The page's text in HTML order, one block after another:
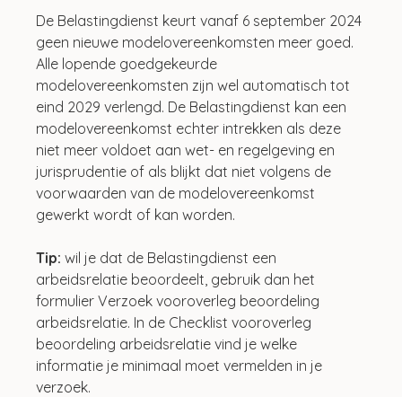
De Belastingdienst keurt vanaf 6 september 2024
geen nieuwe modelovereenkomsten meer goed.
Alle lopende goedgekeurde
modelovereenkomsten zijn wel automatisch tot
eind 2029 verlengd. De Belastingdienst kan een
modelovereenkomst echter intrekken als deze
niet meer voldoet aan wet- en regelgeving en
jurisprudentie of als blijkt dat niet volgens de
voorwaarden van de modelovereenkomst
gewerkt wordt of kan worden.
Tip: wil je dat de Belastingdienst een
arbeidsrelatie beoordeelt, gebruik dan het
formulier Verzoek vooroverleg beoordeling
arbeidsrelatie. In de Checklist vooroverleg
beoordeling arbeidsrelatie vind je welke
informatie je minimaal moet vermelden in je
verzoek.